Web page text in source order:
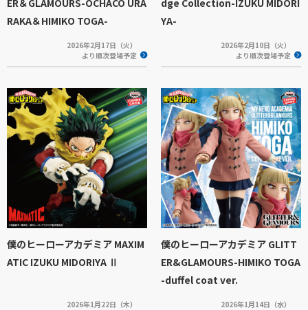
RAKA＆HIMIKO TOGA-
2026年2月17日（火）
より順次登場予定
YA-
2026年2月10日（火）
より順次登場予定
僕のヒーローアカデミア MAXIM
ATIC IZUKU MIDORIYA Ⅱ
2026年1月22日（木）
僕のヒーローアカデミア GLITT
ER&GLAMOURS-HIMIKO TOGA
-duffel coat ver.
2026年1月14日（水）